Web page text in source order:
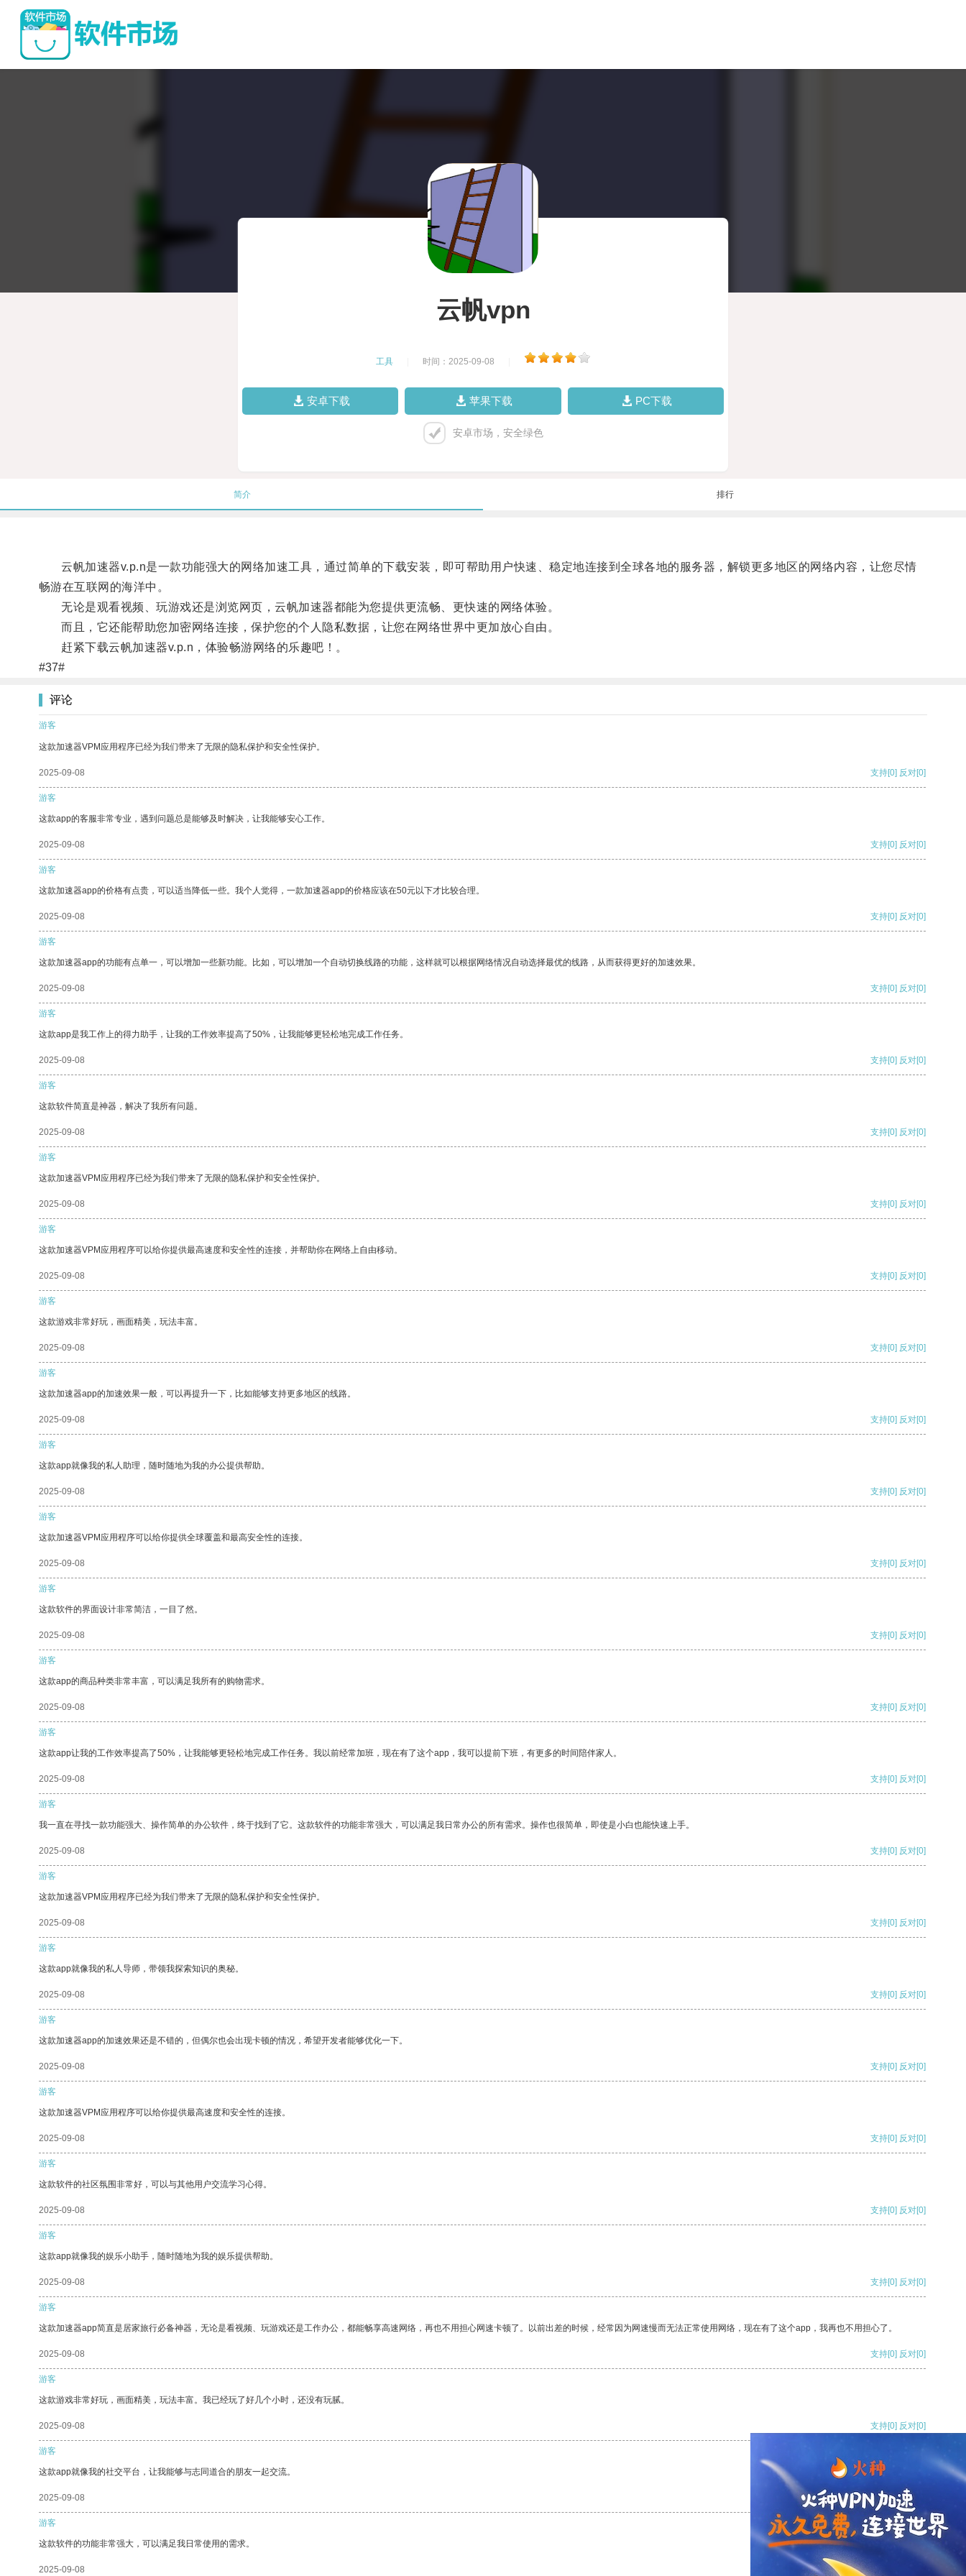
云帆vpn
工具 时间：2025-09-08
安卓下载 苹果下载 PC下载
安卓市场，安全绿色
简介 排行
云帆加速器v.p.n是一款功能强大的网络加速工具，通过简单的下载安装，即可帮助用户快速、稳定地连接到全球各地的服务器，解锁更多地区的网络内容，让您尽情
畅游在互联网的海洋中。
无论是观看视频、玩游戏还是浏览网页，云帆加速器都能为您提供更流畅、更快速的网络体验。
而且，它还能帮助您加密网络连接，保护您的个人隐私数据，让您在网络世界中更加放心自由。
赶紧下载云帆加速器v.p.n，体验畅游网络的乐趣吧！。
#37#
评论
游客
这款加速器VPM应用程序已经为我们带来了无限的隐私保护和安全性保护。
2025-09-08 支持[0] 反对[0]
游客
这款app的客服非常专业，遇到问题总是能够及时解决，让我能够安心工作。
2025-09-08 支持[0] 反对[0]
游客
这款加速器app的价格有点贵，可以适当降低一些。我个人觉得，一款加速器app的价格应该在50元以下才比较合理。
2025-09-08 支持[0] 反对[0]
游客
这款加速器app的功能有点单一，可以增加一些新功能。比如，可以增加一个自动切换线路的功能，这样就可以根据网络情况自动选择最优的线路，从而获得更好的加速效果。
2025-09-08 支持[0] 反对[0]
游客
这款app是我工作上的得力助手，让我的工作效率提高了50%，让我能够更轻松地完成工作任务。
2025-09-08 支持[0] 反对[0]
游客
这款软件简直是神器，解决了我所有问题。
2025-09-08 支持[0] 反对[0]
游客
这款加速器VPM应用程序已经为我们带来了无限的隐私保护和安全性保护。
2025-09-08 支持[0] 反对[0]
游客
这款加速器VPM应用程序可以给你提供最高速度和安全性的连接，并帮助你在网络上自由移动。
2025-09-08 支持[0] 反对[0]
游客
这款游戏非常好玩，画面精美，玩法丰富。
2025-09-08 支持[0] 反对[0]
游客
这款加速器app的加速效果一般，可以再提升一下，比如能够支持更多地区的线路。
2025-09-08 支持[0] 反对[0]
游客
这款app就像我的私人助理，随时随地为我的办公提供帮助。
2025-09-08 支持[0] 反对[0]
游客
这款加速器VPM应用程序可以给你提供全球覆盖和最高安全性的连接。
2025-09-08 支持[0] 反对[0]
游客
这款软件的界面设计非常简洁，一目了然。
2025-09-08 支持[0] 反对[0]
游客
这款app的商品种类非常丰富，可以满足我所有的购物需求。
2025-09-08 支持[0] 反对[0]
游客
这款app让我的工作效率提高了50%，让我能够更轻松地完成工作任务。我以前经常加班，现在有了这个app，我可以提前下班，有更多的时间陪伴家人。
2025-09-08 支持[0] 反对[0]
游客
我一直在寻找一款功能强大、操作简单的办公软件，终于找到了它。这款软件的功能非常强大，可以满足我日常办公的所有需求。操作也很简单，即使是小白也能快速上手。
2025-09-08 支持[0] 反对[0]
游客
这款加速器VPM应用程序已经为我们带来了无限的隐私保护和安全性保护。
2025-09-08 支持[0] 反对[0]
游客
这款app就像我的私人导师，带领我探索知识的奥秘。
2025-09-08 支持[0] 反对[0]
游客
这款加速器app的加速效果还是不错的，但偶尔也会出现卡顿的情况，希望开发者能够优化一下。
2025-09-08 支持[0] 反对[0]
游客
这款加速器VPM应用程序可以给你提供最高速度和安全性的连接。
2025-09-08 支持[0] 反对[0]
游客
这款软件的社区氛围非常好，可以与其他用户交流学习心得。
2025-09-08 支持[0] 反对[0]
游客
这款app就像我的娱乐小助手，随时随地为我的娱乐提供帮助。
2025-09-08 支持[0] 反对[0]
游客
这款加速器app简直是居家旅行必备神器，无论是看视频、玩游戏还是工作办公，都能畅享高速网络，再也不用担心网速卡顿了。以前出差的时候，经常因为网速慢而无法正常使用网络，现在有了这个app，我再也不用担心了。
2025-09-08 支持[0] 反对[0]
游客
这款游戏非常好玩，画面精美，玩法丰富。我已经玩了好几个小时，还没有玩腻。
2025-09-08 支持[0] 反对[0]
游客
这款app就像我的社交平台，让我能够与志同道合的朋友一起交流。
2025-09-08 支持[0] 反对
游客
这款软件的功能非常强大，可以满足我日常使用的需求。
2025-09-08 支持